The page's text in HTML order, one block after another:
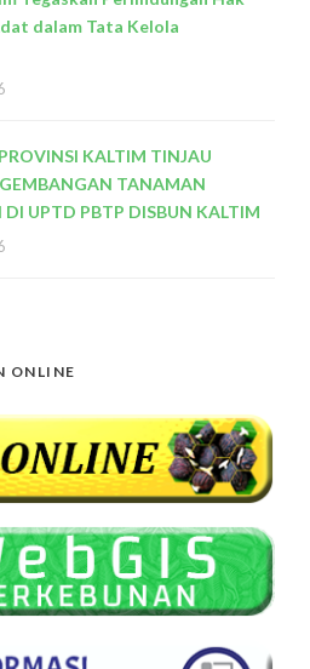
dalam Tata Kelola
KALTIM TINJAU
TANAMAN
DI UPTD PBTP DISBUN KALTIM
ONLINE